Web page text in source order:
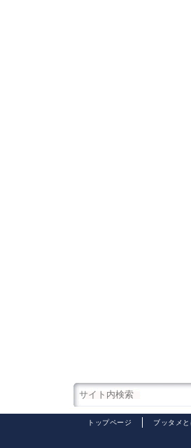
トップページ ブッタメと